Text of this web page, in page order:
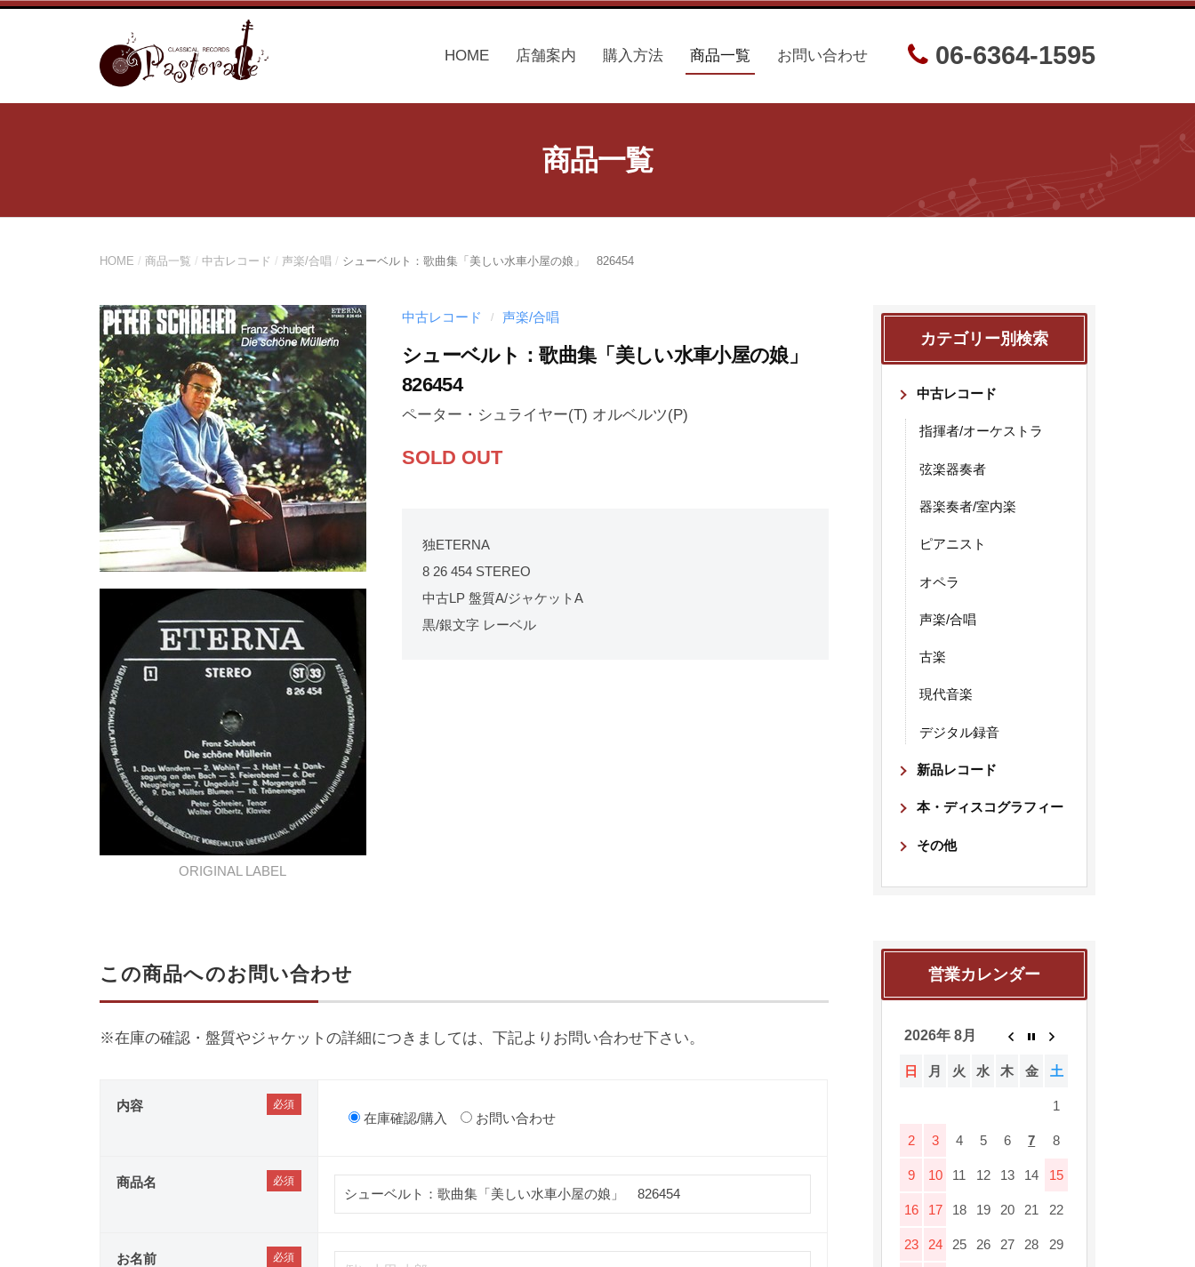
コ
HOME 店舗案内 購入方法 商品一覧 お問い合わせ 06-6364-1595
商品一覧
HOME / 商品一覧 / 中古レコード / 声楽/合唱 / シューベルト：歌曲集「美しい水車小屋の娘」 826454
中古レコード / 声楽/合唱
シューベルト：歌曲集「美しい水車小屋の娘」
826454
ペーター・シュライヤー(T) オルベルツ(P)
SOLD OUT
独ETERNA
8 26 454 STEREO
中古LP 盤質A/ジャケットA
黒/銀文字 レーベル
ORIGINAL LABEL
この商品へのお問い合わせ
※在庫の確認・盤質やジャケットの詳細につきましては、下記よりお問い合わせ下さい。
内容
在庫確認/購入
お問い合わせ
商品名
お名前
カテゴリー別検索
中古レコード
指揮者/オーケストラ
弦楽器奏者
器楽奏者/室内楽
ピアニスト
オペラ
声楽/合唱
古楽
現代音楽
デジタル録音
新品レコード
本・ディスコグラフィー
その他
営業カレンダー
2026年 8月
日 月 火 水 木 金 土
1
2 3 4 5 6 7 8
9 10 11 12 13 14 15
16 17 18 19 20 21 22
23 24 25 26 27 28 29